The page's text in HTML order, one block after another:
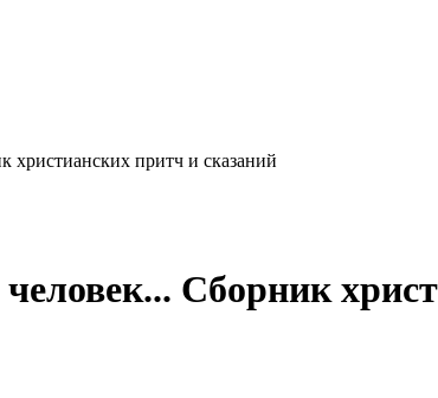
христианских притч и сказаний
Сборник